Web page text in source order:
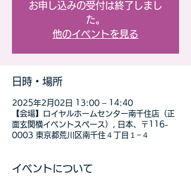
お申し込みの受付は終了しまし
た。
他のイベントを見る
日時・場所
2025年2月02日 13:00 – 14:40
【会場】ロイヤルホームセンター南千住店（正
面玄関横イベントスペース）, 日本、〒116-
0003 東京都荒川区南千住４丁目１−４
イベントについて